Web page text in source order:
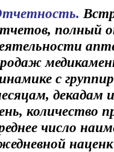
полный
с
декадам
количество
число